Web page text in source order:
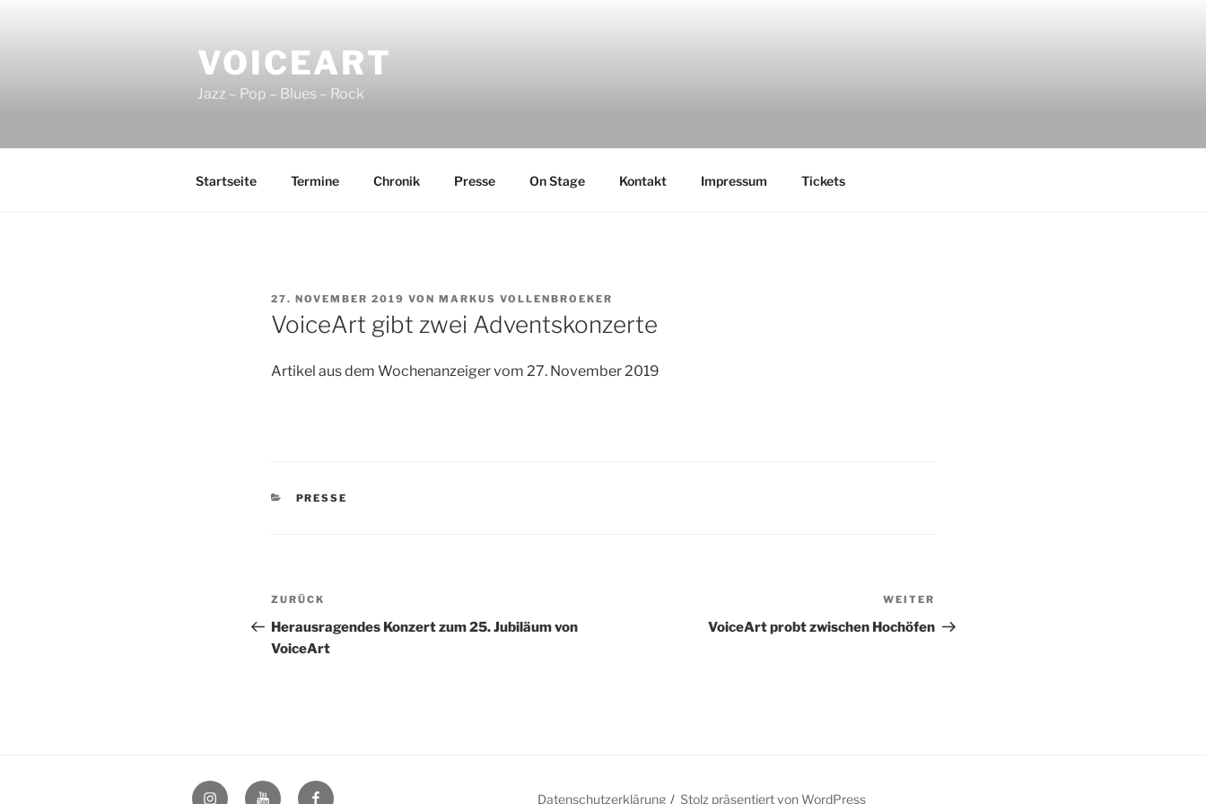
VOICEART
Jazz – Pop – Blues – Rock
Startseite Termine Chronik Presse On Stage Kontakt Impressum Tickets
VERÖFFENTLICHT
AM
27. NOVEMBER 2019 VON MARKUS VOLLENBROEKER
VoiceArt gibt zwei Adventskonzerte
Artikel aus dem Wochenanzeiger vom 27. November 2019
KATEGORIEN
PRESSE
Beitragsnavigation
Vorheriger
Beitrag
ZURÜCK
Herausragendes Konzert zum 25. Jubiläum von
VoiceArt
Beitrag
WEITER
VoiceArt probt zwischen Hochöfen
InstagramYouTube Facebook Datenschutzerklärung Stolz präsentiert von WordPress